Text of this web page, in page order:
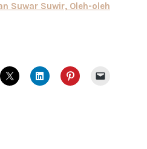
Suwar Suwir, Oleh-oleh